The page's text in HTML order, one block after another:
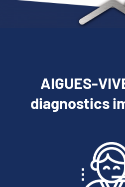
AIGUES-
diagnostics